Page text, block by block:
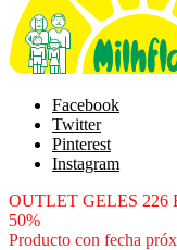
Facebook
Twitter
Pinterest
Instagram
OUTLET GELES 226
50%
Producto con fecha